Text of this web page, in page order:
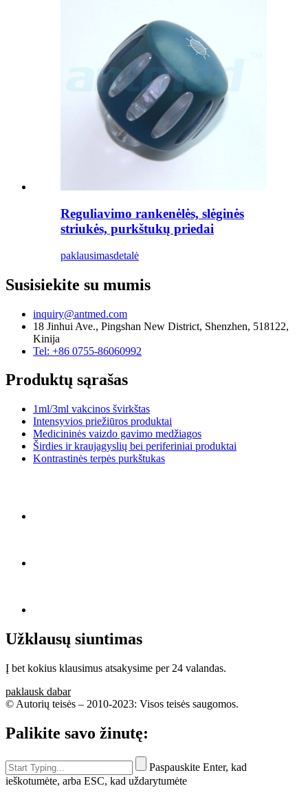
Reguliavimo rankenėlės, slėginės
striukės, purkštukų priedai
paklausimasdetalė
Susisiekite su mumis
inquiry@antmed.com
18 Jinhui Ave., Pingshan New District, Shenzhen, 518122,
Kinija
Tel: +86 0755-86060992
Produktų sąrašas
1ml/3ml vakcinos švirkštas
Intensyvios priežiūros produktai
Medicininės vaizdo gavimo medžiagos
Širdies ir kraujagyslių bei periferiniai produktai
Kontrastinės terpės purkštukas
Užklausų siuntimas
Į bet kokius klausimus atsakysime per 24 valandas.
paklausk dabar
© Autorių teisės – 2010-2023: Visos teisės saugomos.
Palikite savo žinutę:
Paspauskite Enter, kad
ieškotumėte, arba ESC, kad uždarytumėte